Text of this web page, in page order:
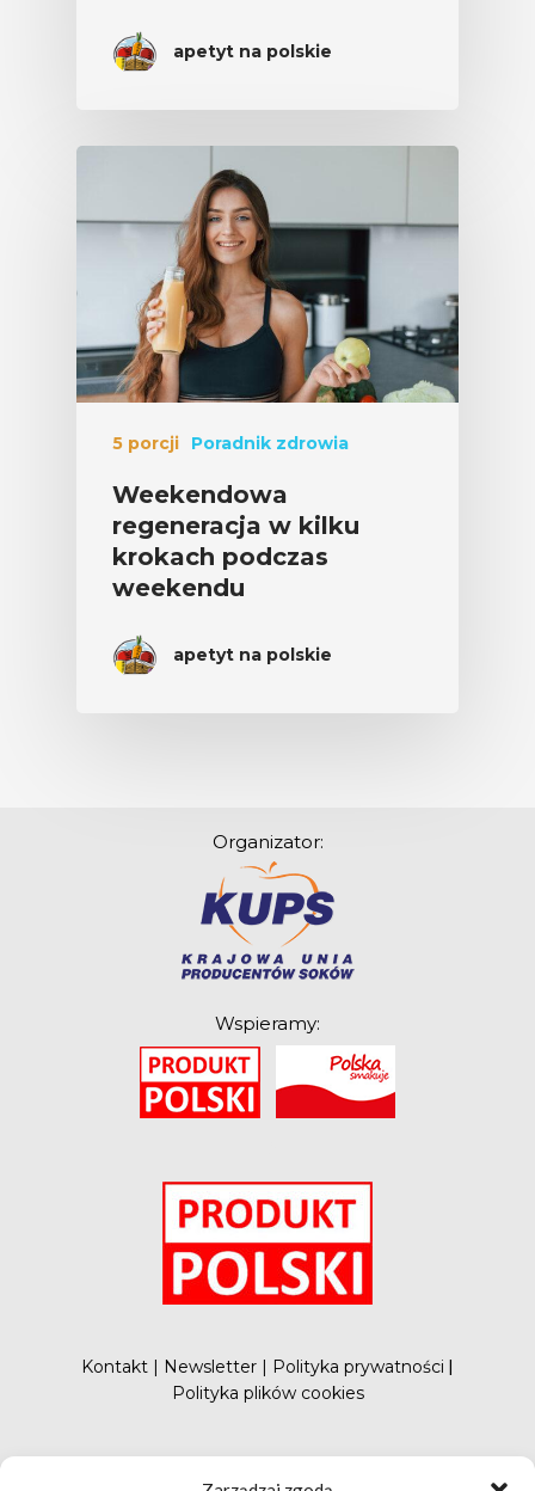
apetyt na polskie
5 porcji Poradnik zdrowia
Weekendowa
regeneracja w kilku
krokach podczas
weekendu
apetyt na polskie
Organizator:
Wspieramy:
Kontakt Newsletter Polityka prywatności
Polityka plików cookies